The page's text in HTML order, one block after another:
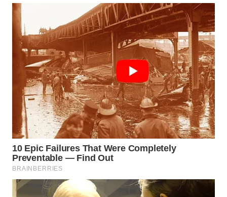
Wahana
Media
Group
WAHANA
NEWS
WAHANA
TANI
WAHANA
ADVOKAT
WAHANA
INFRASTRUKTUR